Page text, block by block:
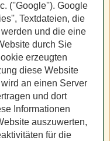
(''Google''). Google
Textdateien, die
und die eine
durch Sie
erzeugten
diese Website
an einen Server
und dort
Informationen
auszuwerten,
für die